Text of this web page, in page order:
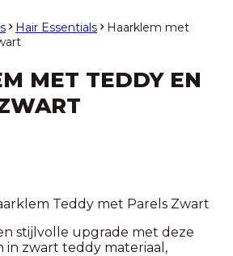
Hair Essentials
Haarklem met
MET TEDDY EN
Teddy met Parels Zwart
stijlvolle upgrade met deze
in zwart teddy materiaal,